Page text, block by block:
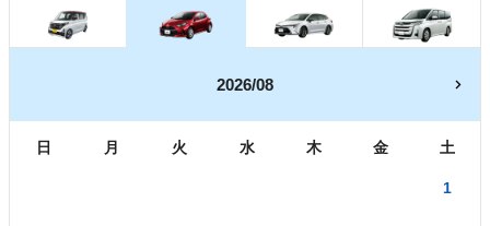
2026/08
日 月 火 水 木 金 土
1